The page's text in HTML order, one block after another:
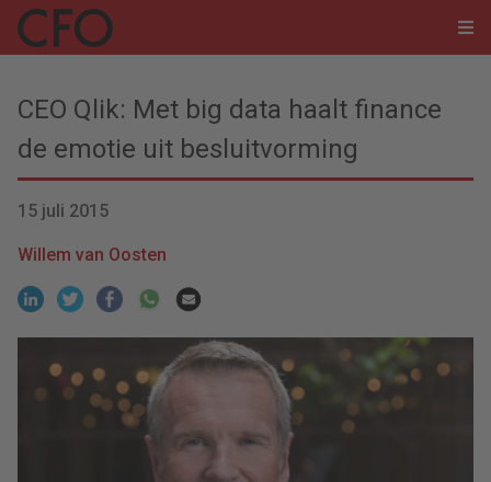
CEO Qlik: Met big data haalt finance
de emotie uit besluitvorming
15 juli 2015
Willem van Oosten